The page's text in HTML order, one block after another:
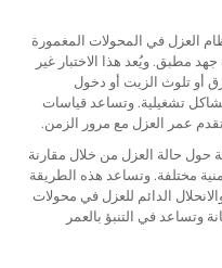
العزل في المحولات المغمورة
مطبق. ويُعد هذا الاختبار غير
أو تلوث الزيت أو دخول
تشغيلية. وتساعد قياسات
عمر العزل مع مرور الزمن.
حول حالة العزل من خلال مقارنة
مختلفة. وتساعد هذه الطريقة
الدائم للعزل في محولات
وتساعد في التنبؤ بالعمر